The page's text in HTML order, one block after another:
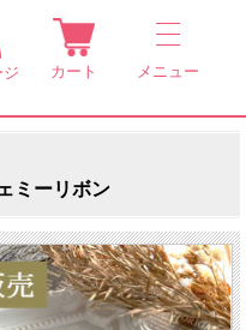
ジ カート メニュー
ミーリボン